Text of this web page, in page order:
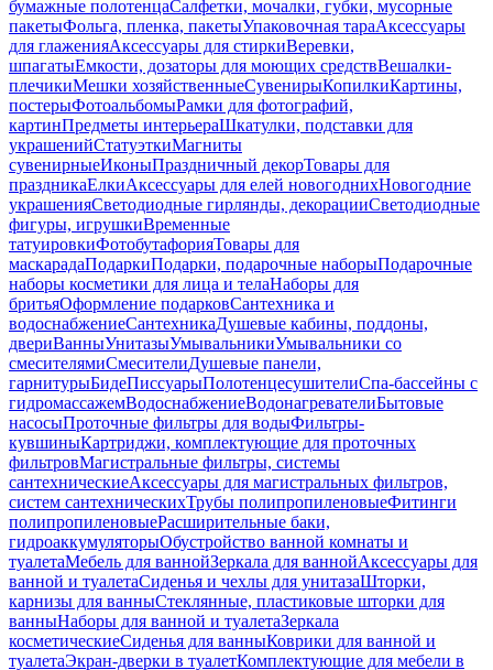
бумажные полотенцаСалфетки, мочалки, губки, мусорные
пакетыФольга, пленка, пакетыУпаковочная тараАксессуары
для глаженияАксессуары для стиркиВеревки,
шпагатыЕмкости, дозаторы для моющих средствВешалки-
плечикиМешки хозяйственныеСувенирыКопилкиКартины,
постерыФотоальбомыРамки для фотографий,
картинПредметы интерьераШкатулки, подставки для
украшенийСтатуэткиМагниты
сувенирныеИконыПраздничный декорТовары для
праздникаЕлкиАксессуары для елей новогоднихНовогодние
украшенияСветодиодные гирлянды, декорацииСветодиодные
фигуры, игрушкиВременные
татуировкиФотобутафорияТовары для
маскарадаПодаркиПодарки, подарочные наборыПодарочные
наборы косметики для лица и телаНаборы для
бритьяОформление подарковСантехника и
водоснабжениеСантехникаДушевые кабины, поддоны,
двериВанныУнитазыУмывальникиУмывальники со
смесителямиСмесителиДушевые панели,
гарнитурыБидеПиссуарыПолотенцесушителиСпа-бассейны с
гидромассажемВодоснабжениеВодонагревателиБытовые
насосыПроточные фильтры для водыФильтры-
кувшиныКартриджи, комплектующие для проточных
фильтровМагистральные фильтры, системы
сантехническиеАксессуары для магистральных фильтров,
систем сантехническихТрубы полипропиленовыеФитинги
полипропиленовыеРасширительные баки,
гидроаккумуляторыОбустройство ванной комнаты и
туалетаМебель для ваннойЗеркала для ваннойАксессуары для
ванной и туалетаСиденья и чехлы для унитазаШторки,
карнизы для ванныСтеклянные, пластиковые шторки для
ванныНаборы для ванной и туалетаЗеркала
косметическиеСиденья для ванныКоврики для ванной и
туалетаЭкран-дверки в туалетКомплектующие для мебели в